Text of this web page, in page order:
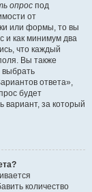
опрос под
от
или формы, то вы
и как минимум два
что каждый
Вы также
выбрать
ответа»,
будет
вариант, за который
количество